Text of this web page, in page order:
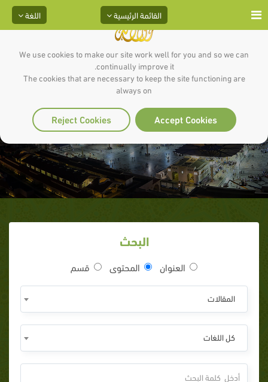
We use cookies to make our site work well for you and so we can
continually improve it.
The cookies that are necessary to keep the site functioning are
always on
Accept Cookies
Reject Cookies
اللغة القائمة الرئيسية
قم فأنذر
البحث
العنوان المحتوى قسم
المقالات
كل اللغات